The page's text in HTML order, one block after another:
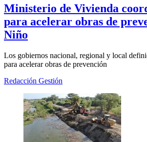
Ministerio de Vivienda
para acelerar obras de
Niño
Los gobiernos nacional, regional y local
para acelerar obras de prevención
Redacción Gestión